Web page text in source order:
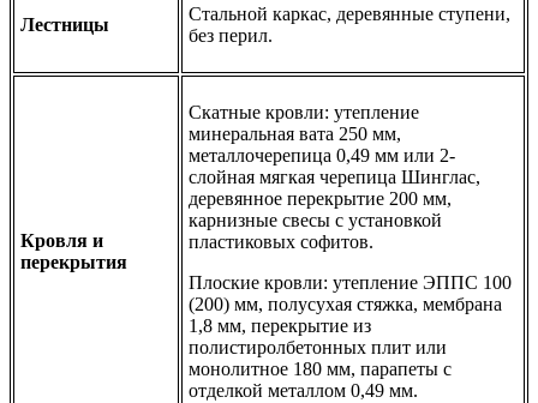
Лестницы
Стальной каркас, деревянные ступени,
без перил.
Кровля и
перекрытия
Скатные кровли: утепление
минеральная вата 250 мм,
металлочерепица 0,49 мм или 2-
слойная мягкая черепица Шинглас,
деревянное перекрытие 200 мм,
карнизные свесы с установкой
пластиковых софитов.
Плоские кровли: утепление ЭППС 100
(200) мм, полусухая стяжка, мембрана
1,8 мм, перекрытие из
полистиролбетонных плит или
монолитное 180 мм, парапеты с
отделкой металлом 0,49 мм.